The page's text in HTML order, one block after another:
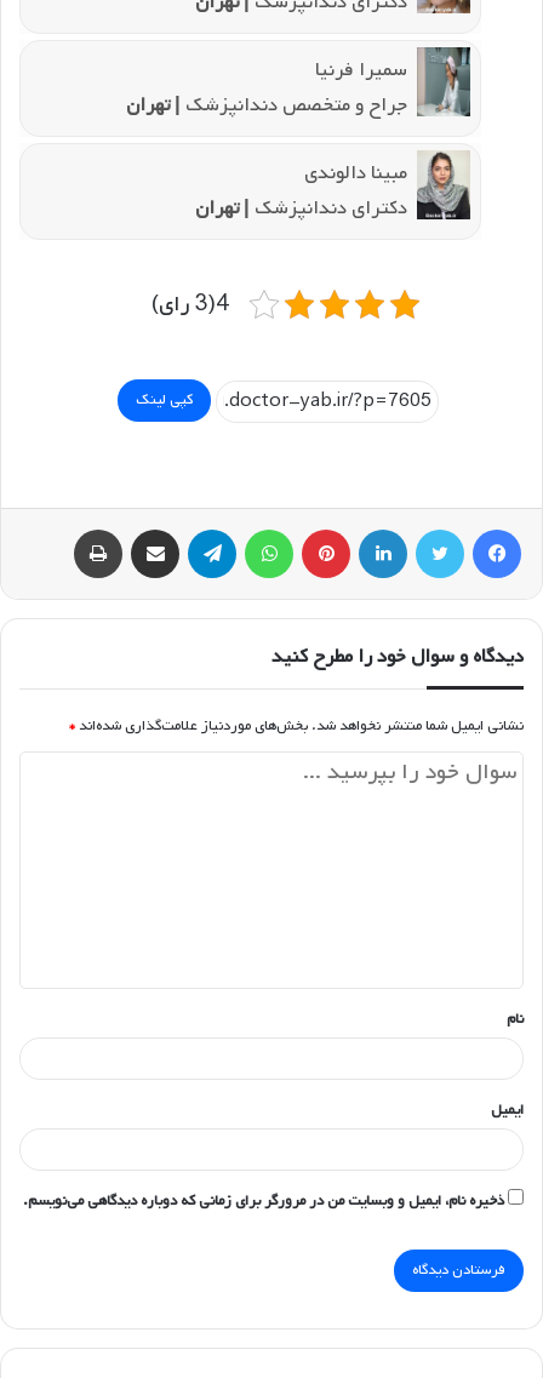
سمیرا فرنیا
جراح و متخصص دندانپزشک | تهران
مبینا دالوندی
دکترای دندانپزشک | تهران
4(3 رای)
کپی لینک
فیسبوک توییتر لینکداین پینتریست تلگرام اشتراک گذاری با ایمیل
دیدگاه و سوال خود را مطرح کنید
نشانی ایمیل شما منتشر نخواهد شد. بخش‌های موردنیاز علامت‌گذاری شده‌اند *
*
نام
ایمیل
ذخیره نام، ایمیل و وبسایت من در مرورگر برای زمانی که دوباره دیدگاهی می‌نویسم.